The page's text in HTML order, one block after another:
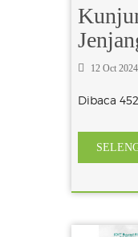
12 Oct 2024
Dibaca